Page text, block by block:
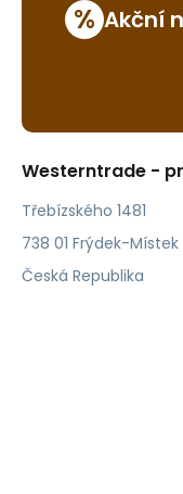
% Akční
Westerntrade -
Třebízského 1481
738 01 Frýdek-Místek
Česká Republika